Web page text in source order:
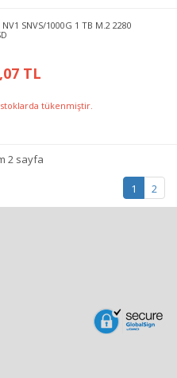
SNVS/1000G 1 TB M.2 2280
TL
tükenmiştir.
2 sayfa
1 2